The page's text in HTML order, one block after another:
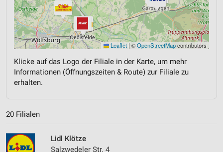
Leaflet | ©OpenStreetMapcontributors
Klicke auf das Logo der Filiale in der Karte, um mehr
Informationen (Öffnungszeiten & Route) zur Filiale zu
erhalten.
20 Filialen
Lidl Klötze
Salzwedeler Str. 4